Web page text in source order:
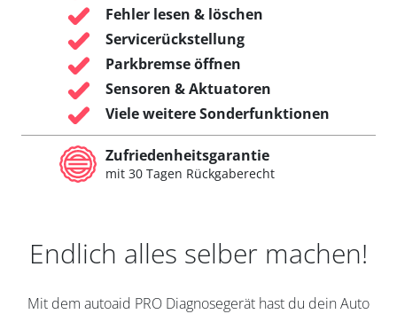
Fehler lesen & löschen
Servicerückstellung
Parkbremse öffnen
Sensoren & Aktuatoren
Viele weitere Sonderfunktionen
Zufriedenheitsgarantie
mit 30 Tagen Rückgaberecht
Endlich alles selber machen!
Mit dem autoaid PRO Diagnosegerät hast du dein Auto